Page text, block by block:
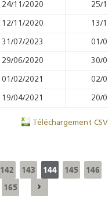
24/11/2020 25/
12/11/2020 13/
31/07/2023 01/
29/06/2020 30/
01/02/2021 02/
19/04/2021 20/
Téléchargement CSV
142 143 144 145
146
165